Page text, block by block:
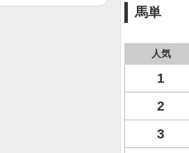
馬単
人気
1
2
3